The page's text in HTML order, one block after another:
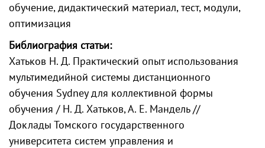
обучение, дидактический материал, тест, модули,
оптимизация
Библиография статьи:
Хатьков Н. Д. Практический опыт использования
мультимедийной системы дистанционного
обучения Sydney для коллективной формы
обучения / Н. Д. Хатьков, А. Е. Мандель //
Доклады Томского государственного
университета систем управления и